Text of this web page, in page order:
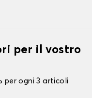
per il vostro
per ogni 3 articoli